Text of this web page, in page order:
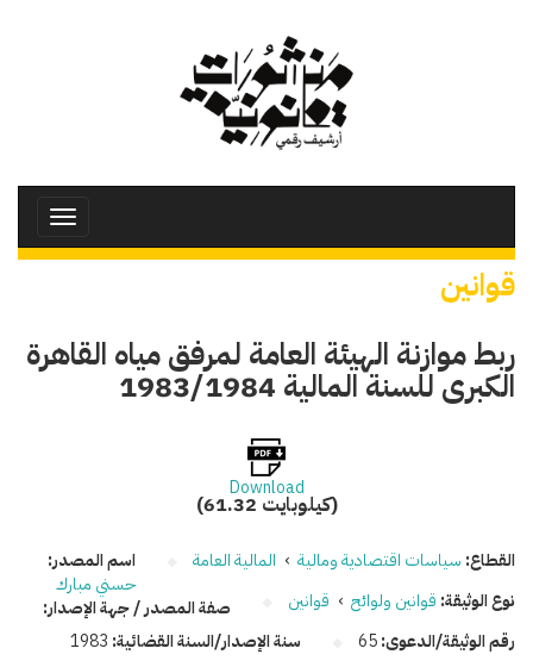
Toggle
قوانين
ربط موازنة الهيئة العامة لمرفق مياه القاهرة
الكبرى للسنة المالية 1983/1984
Download
(61.32 كيلوبايت)
القطاع: سياسات اقتصادية ومالية › المالية العامة
نوع الوثيقة: قوانين ولوائح › قوانين
رقم الوثيقة/الدعوى:65 سنة الإصدار/السنة القضائية: 1983
اسم المصدر:
حسني مبارك
صفة المصدر / جهة الإصدار: